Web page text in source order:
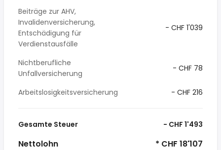
Beiträge zur AHV,
Invalidenversicherung,
Entschädigung für
Verdienstausfälle
- CHF 1'039
Nichtberufliche
Unfallversicherung
- CHF 78
Arbeitslosigkeitsversicherung - CHF 216
Gesamte Steuer - CHF 1'493
Nettolohn * CHF 18'107